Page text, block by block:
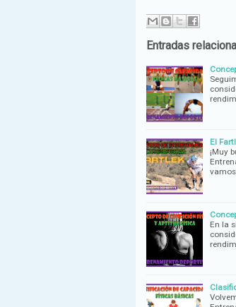
Entradas
El
¡Muy
En la